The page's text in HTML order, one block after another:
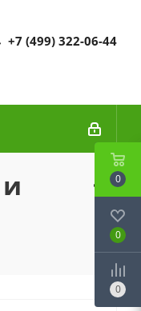
+7 (499) 322-06-44
0
0
0